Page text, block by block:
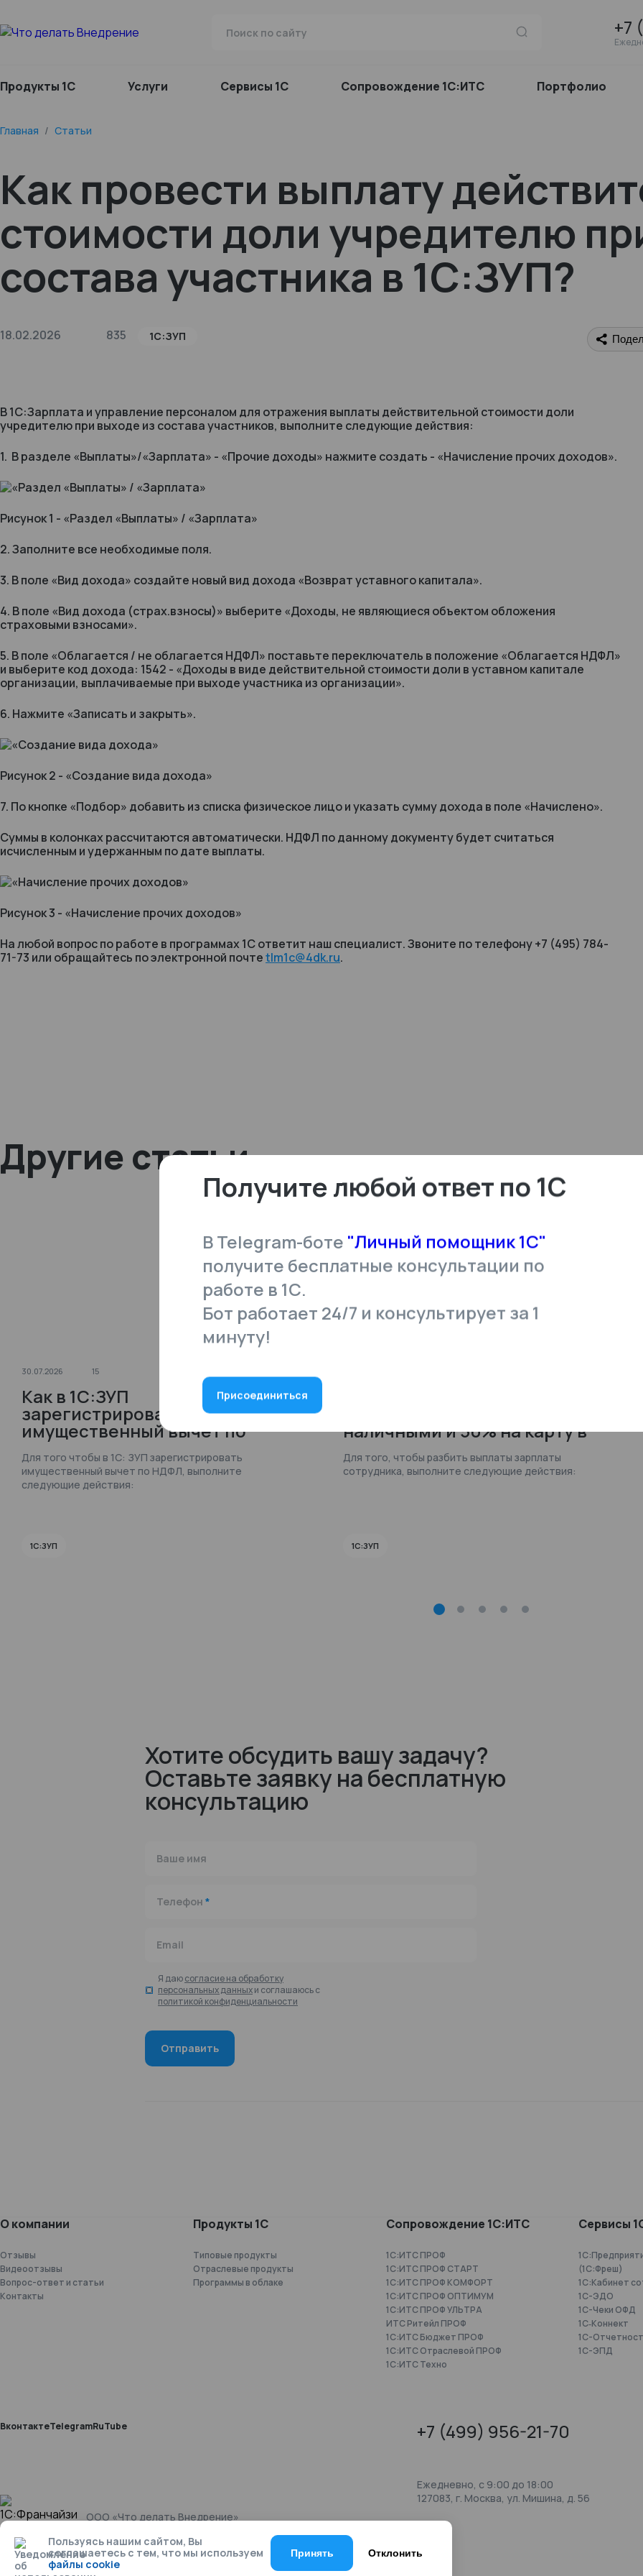
+7
Продукты 1С Услуги Сервисы 1С Сопровождение 1С:ИТС Портфолио
Главная / Статьи
Как провести выплату
стоимости доли учредителю
состава участника в 1С:ЗУП?
18.02.2026 835 1С:ЗУП
В 1С:Зарплата и управление персоналом для отражения выплаты действительной стоимости доли
учредителю при выходе из состава участников, выполните следующие действия:
1. В разделе «Выплаты»/«Зарплата» - «Прочие доходы» нажмите создать - «Начисление прочих доходов».
Рисунок 1 - «Раздел «Выплаты» / «Зарплата»
2. Заполните все необходимые поля.
3. В поле «Вид дохода» создайте новый вид дохода «Возврат уставного капитала».
4. В поле «Вид дохода (страх.взносы)» выберите «Доходы, не являющиеся объектом обложения
страховыми взносами».
5. В поле «Облагается / не облагается НДФЛ» поставьте переключатель в положение «Облагается НДФЛ»
и выберите код дохода: 1542 - «Доходы в виде действительной стоимости доли в уставном капитале
организации, выплачиваемые при выходе участника из организации».
6. Нажмите «Записать и закрыть».
Рисунок 2 - «Создание вида дохода»
7. По кнопке «Подбор» добавить из списка физическое лицо и указать сумму дохода в поле «Начислено».
Суммы в колонках рассчитаются автоматически. НДФЛ по данному документу будет считаться
исчисленным и удержанным по дате выплаты.
Рисунок 3 - «Начисление прочих доходов»
На любой вопрос по работе в программах 1С ответит наш специалист. Звоните по телефону +7 (495) 784-
71-73 или обращайтесь по электронной почтеtlm1c@4dk.ru.
Другие статьи
30.07.2026 15
Как в 1С:ЗУП
зарегистрировать
имущественный вычет по
НДФЛ?
Для того чтобы в 1С: ЗУП зарегистрировать
имущественный вычет по НДФЛ, выполните
следующие действия:
1С:ЗУП
наличными и 50% на карту в
1С:ЗУП?
Для того, чтобы разбить выплаты зарплаты
сотрудника, выполните следующие действия:
1С:ЗУП
Хотите обсудить вашу задачу?
Оставьте заявку на бесплатную
консультацию
Ваше имя
Телефон *
Email
Я даюсогласие на обработку
персональных данныхи соглашаюсь с
политикой конфиденциальности
О компании
Отзывы
Видеоотзывы
Вопрос-ответ и статьи
Контакты
Продукты 1С
Типовые продукты
Отраслевые продукты
Программы в облаке
Сопровождение 1С:ИТС
1С:ИТС ПРОФ
1С:ИТС ПРОФ СТАРТ
1С:ИТС ПРОФ КОМФОРТ
1С:ИТС ПРОФ ОПТИМУМ
1С:ИТС ПРОФ УЛЬТРА
ИТС Ритейл ПРОФ
1С:ИТС Бюджет ПРОФ
1С:ИТС Отраслевой ПРОФ
1С:ИТС Техно
Сервисы
(1С:Фреш)
1С:Кабинет
1С-ЭДО
1С-Чеки ОФД
1С‑Коннект
1C-
1С-ЭПД
ВконтактеTelegramRuTube
ООО «Что делать Внедрение»
+7 (499) 956-21-70
Ежедневно, c 9:00 до 18:00
127083, г. Москва, ул. Мишина, д. 56
Получите любой ответ по 1С
В Telegram-боте "Личный помощник 1С"
получите бесплатные консультации по
работе в 1С.
Бот работает 24/7 и консультирует за 1
минуту!
Присоединиться
Пользуясь нашим сайтом, Вы
соглашаетесь с тем, что мы используем
файлы cookie
Принять Отклонить